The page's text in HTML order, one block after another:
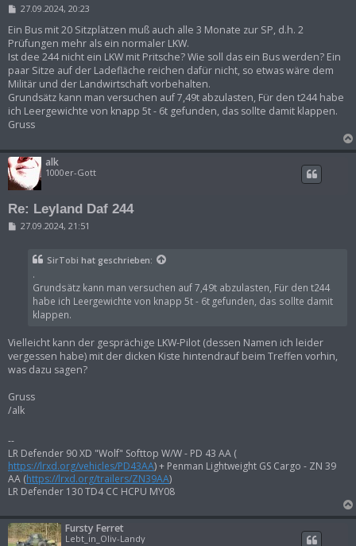
B
i
t
r
a
g
27.09.2024, 20:23
Ein Bus mit 20 Sitzplätzen muß auch alle 3 Monate zur SP, d.h. 2
Prüfungen mehr als ein normaler LKW.
Ist dee 244 nicht ein LKW mit Pritsche? Wie soll das ein Bus werden? Ein
paar Sitze auf der Ladefläche reichen dafür nicht, so etwas wäre dem
Militär und der Landwirtschaft vorbehalten.
Grundsätz kann man versuchen auf 7,49t abzulasten, Für den t244 habe
ich Leergewichte von knapp 5t - 6t gefunden, das sollte damit klappen.
Gruss
alk
1000er-Gott
Re: Leyland Daf 244
B27.09.2024, 21:51
SirTobi hat geschrieben:
.
Grundsätz kann man versuchen auf 7,49t abzulasten, Für den t244
habe ich Leergewichte von knapp 5t - 6t gefunden, das sollte damit
klappen.
Vielleicht kann der gesprächige LKW-Pilot (dessen Namen ich leider
vergessen habe) mit der dicken Kiste hintendrauf beim Treffen vorhin,
was dazu sagen?
Gruss
/alk
--
LR Defender 90 XD "Wolf" Softtop W/W - PD 43 AA (
https://lrxd.org/vehicles/PD43AA) + Penman Lightweight GS Cargo - ZN 39
AA (https://lrxd.org/trailers/ZN39AA)
LR Defender 130 TD4 CC HCPU MY08
Fursty Ferret
Lebt_in_Oliv-Landy